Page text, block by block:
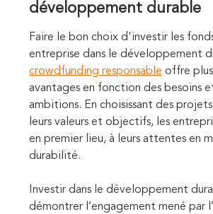
développement durable
Faire le bon choix d'investir les
entreprise dans le développement
crowdfunding responsable offre
avantages en fonction des besoins
ambitions. En choisissant des projets
leurs valeurs et objectifs, les
en premier lieu, à leurs attentes en
durabilité.
Investir dans le développement
démontrer l’engagement mené par